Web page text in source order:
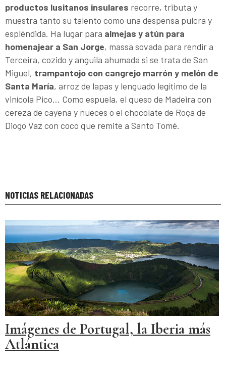
productos lusitanos insulares recorre, tributa y
muestra tanto su talento como una despensa pulcra y
espléndida. Ha lugar para almejas y atún para
homenajear a San Jorge, massa sovada para rendir a
Terceira, cozido y anguila ahumada si se trata de San
Miguel, trampantojo con cangrejo marrón y melón de
Santa María, arroz de lapas y lenguado legítimo de la
vinícola Pico... Como espuela, el queso de Madeira con
cereza de cayena y nueces o el chocolate de Roça de
Diogo Vaz con coco que remite a Santo Tomé.
NOTICIAS RELACIONADAS
Imágenes de Portugal, la Iberia más
Atlántica